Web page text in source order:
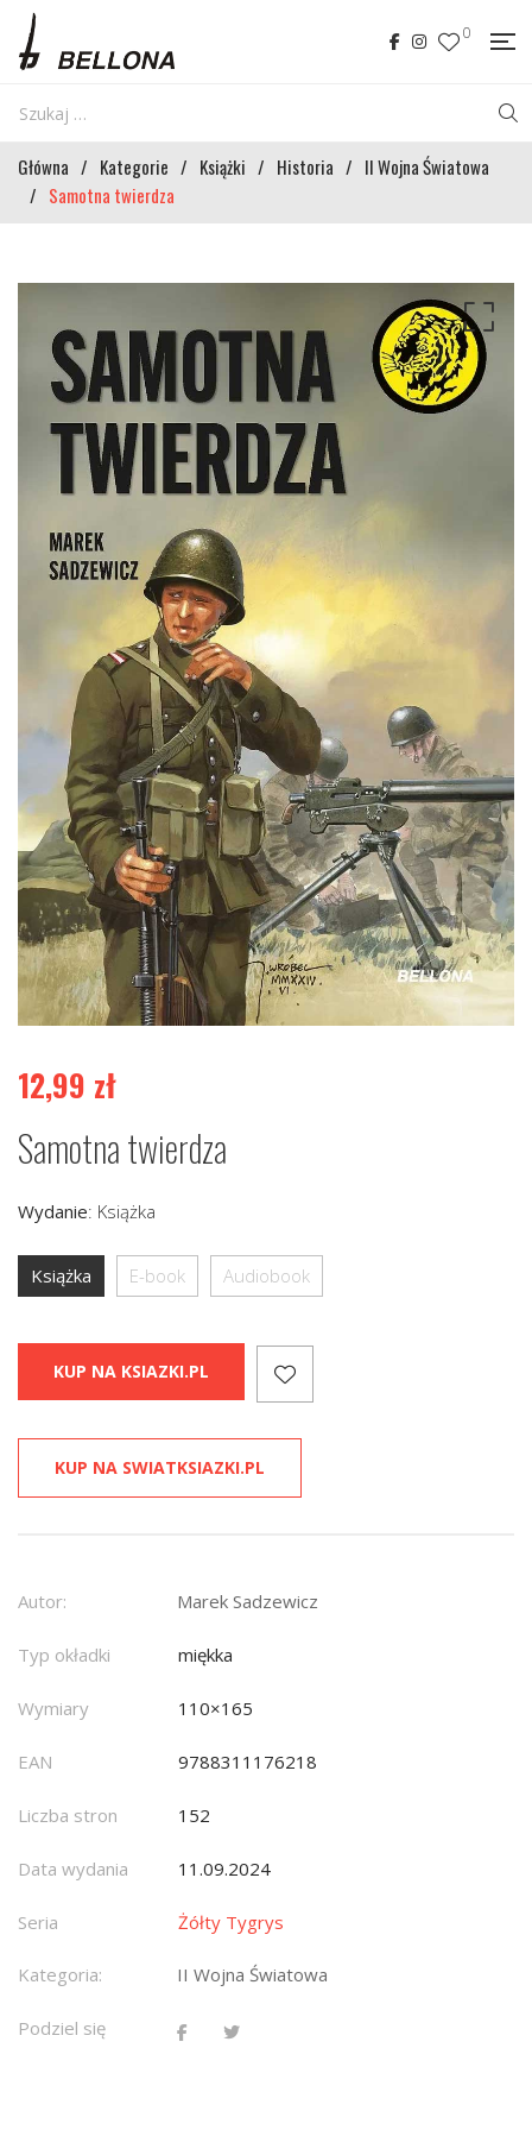
0
Główna / Kategorie / Książki / Historia / II Wojna Światowa
/ Samotna twierdza
12,99 zł
Samotna twierdza
Wydanie: Książka
Książka E-book Audiobook
KUP NA KSIAZKI.PL
KUP NA SWIATKSIAZKI.PL
Autor: Marek Sadzewicz
Typ okładki miękka
Wymiary 110×165
EAN 9788311176218
Liczba stron 152
Data wydania 11.09.2024
Seria Żółty Tygrys
Kategoria: II Wojna Światowa
Podziel się